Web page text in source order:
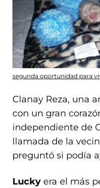
segunda oportunidad para
Clanay Reza, una
con un gran
independiente de
llamada de la
preguntó si podía
Lucky era el más